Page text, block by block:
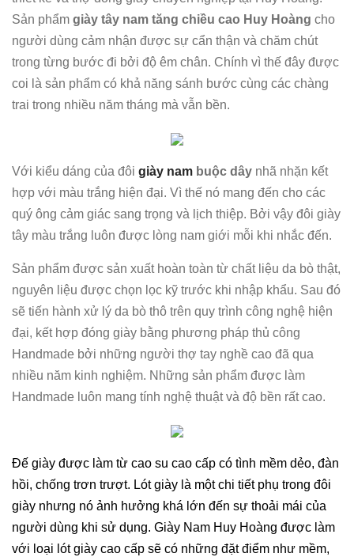
Sản phẩm giày tây nam tăng chiều cao Huy Hoàng cho
người dùng cảm nhận được sự cẩn thận và chăm chút
trong từng bước đi bởi độ êm chân. Chính vì thế đây được
coi là sản phẩm có khả năng sánh bước cùng các chàng
trai trong nhiều năm tháng mà vẫn bền.
Với kiểu dáng của đôi giày nam buộc dây nhã nhặn kết
hợp với màu trắng hiện đại. Vì thế nó mang đến cho các
quý ông cảm giác sang trọng và lịch thiệp. Bởi vậy đôi giày
tây màu trắng luôn được lòng nam giới mỗi khi nhắc đến.
Sản phẩm được sản xuất hoàn toàn từ chất liệu da bò thật,
nguyên liệu được chọn lọc kỹ trước khi nhập khẩu. Sau đó
sẽ tiến hành xử lý da bò thô trên quy trình công nghệ hiện
đại, kết hợp đóng giày bằng phương pháp thủ công
Handmade bởi những người thợ tay nghề cao đã qua
nhiều năm kinh nghiệm. Những sản phẩm được làm
Handmade luôn mang tính nghệ thuật và độ bền rất cao.
Đế giày được làm từ cao su cao cấp có tình mềm dẻo, đàn
hồi, chống trơn trượt. Lót giày là một chi tiết phụ trong đôi
giày nhưng nó ảnh hưởng khá lớn đến sự thoải mái của
người dùng khi sử dụng. Giày Nam Huy Hoàng được làm
với loại lót giày cao cấp sẽ có những đặt điểm như mềm,